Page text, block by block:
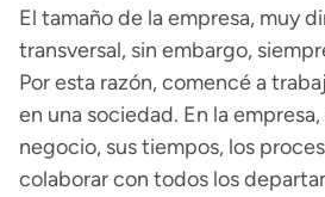
El tamaño de la empresa, muy
transversal, sin embargo,
Por esta razón, comencé a
en una sociedad. En la
negocio, sus tiempos, los
colaborar con todos los